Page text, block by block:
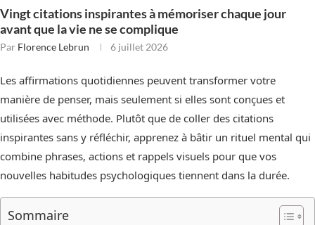
Vingt citations inspirantes à mémoriser chaque jour
avant que la vie ne se complique
Par Florence Lebrun 6 juillet 2026
Les affirmations quotidiennes peuvent transformer votre
manière de penser, mais seulement si elles sont conçues et
utilisées avec méthode. Plutôt que de coller des citations
inspirantes sans y réfléchir, apprenez à bâtir un rituel mental qui
combine phrases, actions et rappels visuels pour que vos
nouvelles habitudes psychologiques tiennent dans la durée.
Sommaire